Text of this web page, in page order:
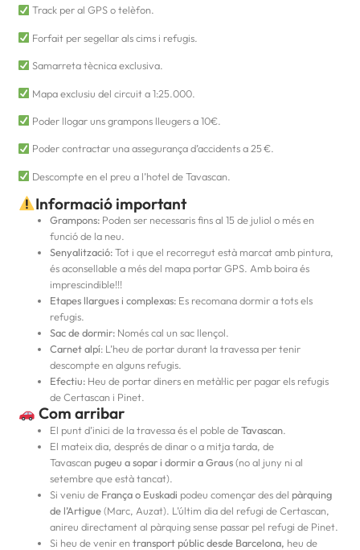
Track per al GPS o telèfon.
Forfait per segellar als cims i refugis.
Samarreta tècnica exclusiva.
Mapa exclusiu del circuit a 1:25.000.
Poder llogar uns grampons lleugers a 10€.
Poder contractar una assegurança d’accidents a 25 €.
Descompte en el preu a l’hotel de Tavascan.
Informació important
Grampons: Poden ser necessaris fins al 15 de juliol o més en
funció de la neu.
Senyalització:Tot i que el recorregut està marcat amb pintura,
és aconsellable a més del mapa portar GPS. Amb boira és
imprescindible!!!
Etapes llargues i complexas: Es recomana dormir a tots els
refugis.
Sac de dormir: Només cal un sac llençol.
Carnet alpí: L’heu de portar durant la travessa per tenir
descompte en alguns refugis.
Efectiu: Heu de portar diners en metàl·lic per pagar els refugis
de Certascan i Pinet.
Com arribar
El punt d’inici de la travessa és el poble deTavascan
El mateix dia, després de dinar o a mitja tarda, de
Tavascan pugeu a sopar i dormir a Graus(no al juny ni al
setembre que està tancat).
Si veniu de França o Euskadi podeu començar des del pàrquing
de l’Artigue(Marc, Auzat). L’últim dia del refugi de Certascan,
anireu directament al pàrquing sense passar pel refugi de Pinet.
Si heu de venir entransport públic desde Barcelona, heu de